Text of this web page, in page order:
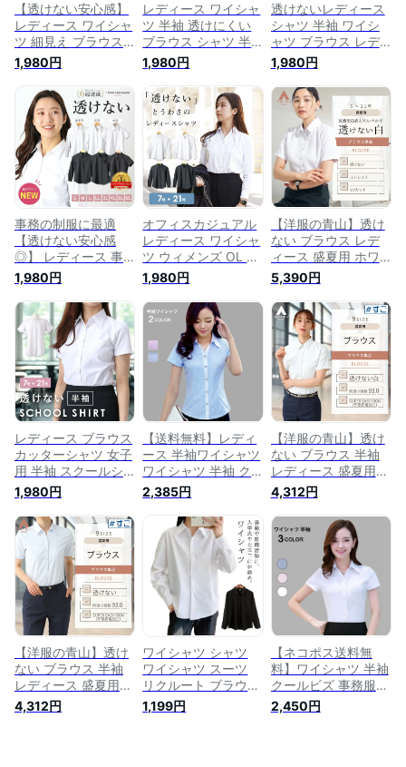
【透けない安心感】
レディース ワイシャ
ツ 細見え ブラウス
レディースシャツ カ
ッターシャツ 長袖
白シャツ ウィメンズ
就活 透けカット オ
フィス レギュラー
スキッパー 白 黒 シ
ャツ 事務服 制服 会
社 小さい 大きいサ
イズ 7 9 11 13 15 17
19 21 [M便 1/2]
1,980円
レディース ワイシャ
ツ 半袖 透けにくい
ブラウス シャツ 半
袖 カッターシャツ
レギュラーカラー ビ
ジネス イージーケア
透けない 透け防止
オフィス 会社 就活
制服 白 ホワイト 黒
ブラック クールビズ
[M便 1/2] メール便
送料無料
1,980円
透けないレディース
シャツ 半袖 ワイシ
ャツ ブラウス レデ
ィース 透けにくい
形態安定生地 ブラウ
ス [ レディース シャ
ツ レギュラーカラー
ブラウス ビジネス
透け防止 形態安定生
地 オフィス 会社 就
活 制服 白 ホワイト
黒 ブラック][M便
1/2]
1,980円
事務の制服に最適
【透けない安心感
◎】 レディース 事
務服 入学式 大学生
制服 フォーマル ブ
ラウス ワイシャツ
メール便 送料無料
仕事 綿混 白シャツ
長袖 半袖 無地 胸ポ
ケット レギュラー
スキッパー シャツ
開襟 白 ホワイト お
しゃれ 黒 ブラック
[M便 1/2]
1,980円
オフィスカジュアル
レディース ワイシャ
ツ ウィメンズ OL シ
ャツ ブラウス カッ
ターシャツ 長袖 就
活 透けカット レギ
ュラー スキッパー
白 レディースシャツ
黒 事務服 制服 ビジ
ネス 会社 仕事着 ス
ーツ 7号 21号 大きい
おしゃれ シンプル
[M便 1/2]
1,980円
【洋服の青山】透け
ない ブラウス レデ
ィース 盛夏用 ホワ
イト 白 レギュラー
カラー 半袖 大きい
サイズ ひんやり 接
触冷感 ストレッチ
動きやすい 形態安定
シワになりにくい
UVカット 透けにく
い オフィス ビジネ
ス クールビズ 事務
服 制服 シャツ スー
ツ インナー xyz
2026
5,390円
レディース ブラウス
カッターシャツ 女子
用 半袖 スクールシ
ャツ ワイシャツ 制
服 インナー 形態安
定 半袖シャツ 無地
中学生 高校生 通学
白シャツ レディース
シャツ レギュラーカ
ラー 透け防止 白 ホ
ワイト [M便 1/2] 春
夏
1,980円
【送料無料】レディ
ース 半袖ワイシャツ
ワイシャツ 半袖 ク
ールビズ スリムワイ
シャツ シャツ ブラ
ウス OL 通勤着 フォ
ーマル ビジネス 事
務服 制服 ワイシャ
ツ リクルート シャ
ツ ストライプ 無地
2,385円
【洋服の青山】透け
ない ブラウス 半袖
レディース 盛夏用
クールビズ ホワイト
レギュラーカラー 着
丈長め 透け防止 透
けにくい 形態安定加
工 洗える ストレッ
チ UVカット 消臭 ビ
ジネス オフィス は
んそで 通勤 事務服
シンプル 事務服 ワ
イシャツ 女性 おし
ゃれ かわいい
4,312円
【洋服の青山】透け
ない ブラウス 半袖
レディース 盛夏用
クールビズ ブルー系
スキッパーカラー 透
4,312円
ワイシャツ シャツ
ワイシャツ スーツ
リクルート ブラウス
レディース インナー
半袖 オフィス 開襟
1,199円
【ネコポス送料無
料】ワイシャツ 半袖
クールビズ 事務服
制服 ワイシャツ レ
ディース 半袖ワイシ
2,450円